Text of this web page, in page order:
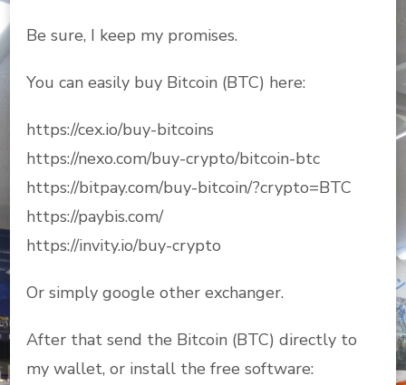
Be sure, I keep my promises.
You can easily buy Bitcoin (BTC) here:
https://cex.io/buy-bitcoins
https://nexo.com/buy-crypto/bitcoin-btc
https://bitpay.com/buy-bitcoin/?crypto=BTC
https://paybis.com/
https://invity.io/buy-crypto
Or simply google other exchanger.
After that send the Bitcoin (BTC) directly to
my wallet, or install the free software: